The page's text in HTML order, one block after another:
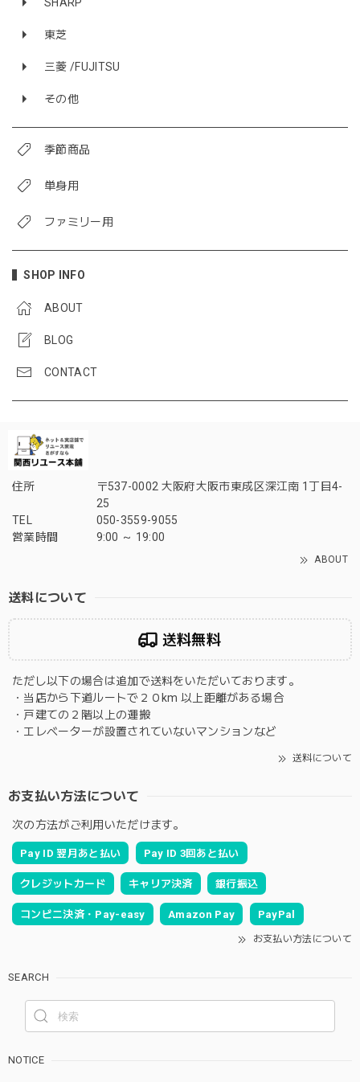
東芝
三菱 /FUJITSU
その他
季節商品
単身用
ファミリー用
SHOP INFO
ABOUT
BLOG
CONTACT
住所
〒537-0002 大阪府大阪市東成区深江南 1丁目4-
25
TEL
050-3559-9055
営業時間
9:00 ～ 19:00
ABOUT
送料について
送料無料
ただし以下の場合は追加で送料をいただいております。
・当店から下道ルートで２０km 以上距離がある場合
・戸建ての２階以上の運搬
・エレベーターが設置されていないマンションなど
送料について
お支払い方法について
次の方法がご利用いただけます。
Pay ID 翌月あと払い Pay ID 3回あと払い
クレジットカード キャリア決済 銀行振込
コンビニ決済・Pay-easy Amazon Pay PayPal
お支払い方法について
SEARCH
NOTICE